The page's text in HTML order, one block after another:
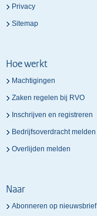
Privacy
Sitemap
Hoe werkt
Machtigingen
Zaken regelen bij RVO
Inschrijven en registreren
Bedrijfsoverdracht melden
Overlijden melden
Naar
Abonneren op nieuwsbrief